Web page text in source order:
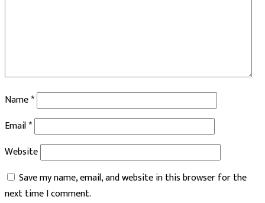
Name*
Email*
Website
Save my name, email, and website in this browser for the
next time I comment.